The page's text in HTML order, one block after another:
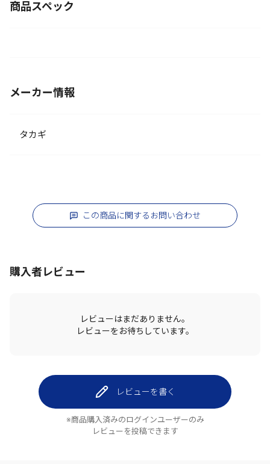
商品スペック
メーカー情報
タカギ
この商品に関するお問い合わせ
購入者レビュー
レビューはまだありません。
レビューをお待ちしています。
レビューを書く
※商品購入済みのログインユーザーのみ
レビューを投稿できます